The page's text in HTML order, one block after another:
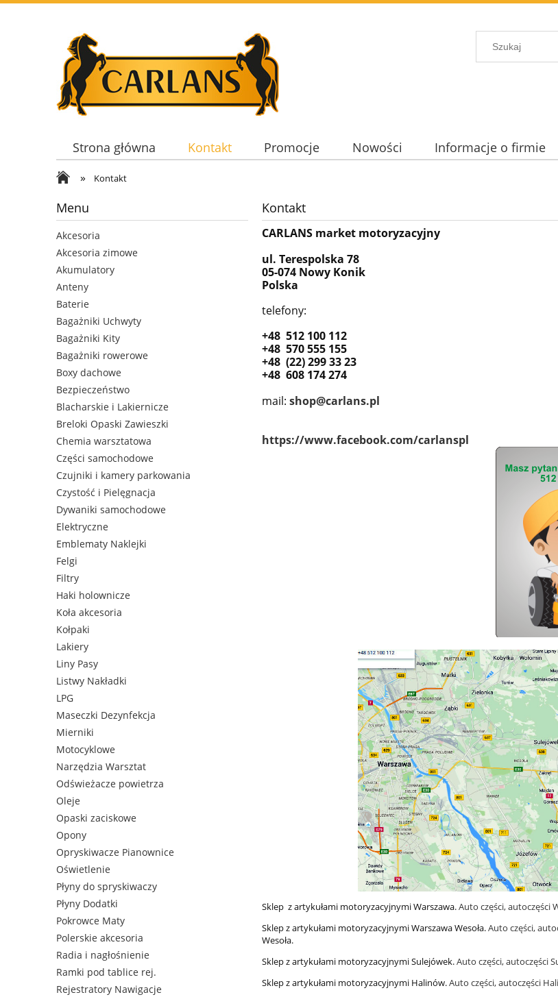
Strona główna Kontakt Promocje Nowości Informacje o firmie
» Kontakt
Menu
Akcesoria
Akcesoria zimowe
Akumulatory
Anteny
Baterie
Bagażniki Uchwyty
Bagażniki Kity
Bagażniki rowerowe
Boxy dachowe
Bezpieczeństwo
Blacharskie i Lakiernicze
Breloki Opaski Zawieszki
Chemia warsztatowa
Części samochodowe
Czujniki i kamery parkowania
Czystość i Pielęgnacja
Dywaniki samochodowe
Elektryczne
Emblematy Naklejki
Felgi
Filtry
Haki holownicze
Koła akcesoria
Kołpaki
Lakiery
Liny Pasy
Listwy Nakładki
LPG
Maseczki Dezynfekcja
Mierniki
Motocyklowe
Narzędzia Warsztat
Odświeżacze powietrza
Oleje
Opaski zaciskowe
Opony
Opryskiwacze Pianownice
Oświetlenie
Płyny do spryskiwaczy
Płyny Dodatki
Pokrowce Maty
Polerskie akcesoria
Radia i nagłośnienie
Ramki pod tablice rej.
Rejestratory Nawigacje
Kontakt
CARLANS market motoryzacyjny
ul. Terespolska 78
05-074 Nowy Konik
Polska
telefony:
+48 512 100 112
+48 570 555 155
+48 (22) 299 33 23
+48 608 174 274
mail: shop@carlans.pl
https://www.facebook.com/carlanspl
Sklep z artykułami motoryzacyjnymi Warszawa.Auto części, autoczęści
Sklep z artykułami motoryzacyjnymi Warszawa Wesoła.Auto części,
Wesoła.
Sklep z artykułami motoryzacyjnymi Sulejówek.Auto części, autoczęści
Sklep z artykułami motoryzacyjnymi Halinów.Auto części, autoczęści